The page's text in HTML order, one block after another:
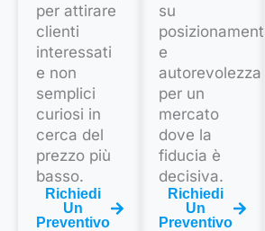
per attirare
clienti
interessati
e non
semplici
curiosi in
cerca del
prezzo più
basso.
Richiedi
Un
Preventivo
su
posizionamento
e
autorevolezza
per un
mercato
dove la
fiducia è
decisiva.
Richiedi
Un
Preventivo